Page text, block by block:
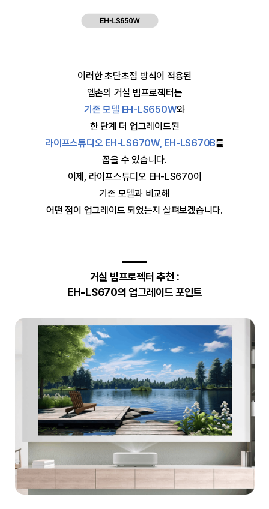
이러한 초단초점 방식이 적용된
엡손의 거실 빔프로젝터는
기존 모델 EH-LS650W와
한 단계 더 업그레이드된
라이프스튜디오 EH-LS670W, EH-LS670B를
꼽을 수 있습니다.
이제, 라이프스튜디오 EH-LS670이
기존 모델과 비교해
어떤 점이 업그레이드 되었는지 살펴보겠습니다.
거실 빔프로젝터 추천 :
EH-LS670의 업그레이드 포인트